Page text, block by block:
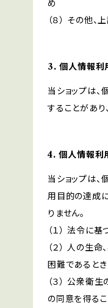
め
（８） その他
3. 個人情報利
当ショップは
することがあ
4. 個人情報利
当ショップは
用目的の達成
りません。
（１） 法令に基
（２） 人の生
困難であるとき
（３） 公衆衛
の同意を得る